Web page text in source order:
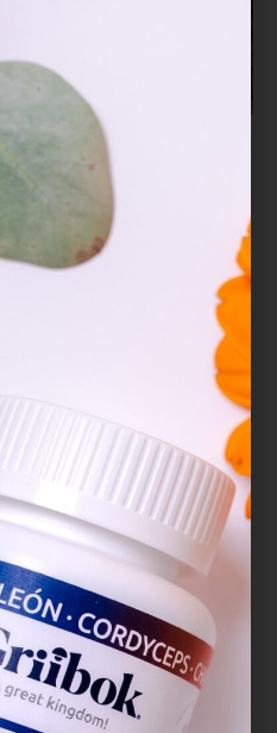
, también
del León debido a
un ingrediente
Tradicional China.
por ser rico en
con
y
β-glucanos,
antioxidantes,
para estimular la
crecimiento nervioso,
gran potencial en el
enfermedades
Alzheimer, Parkinson y
nervioso, así como
depresión.
como
múltiple, las
que conduce a
cognitivas, pérdida
y cognitivo.